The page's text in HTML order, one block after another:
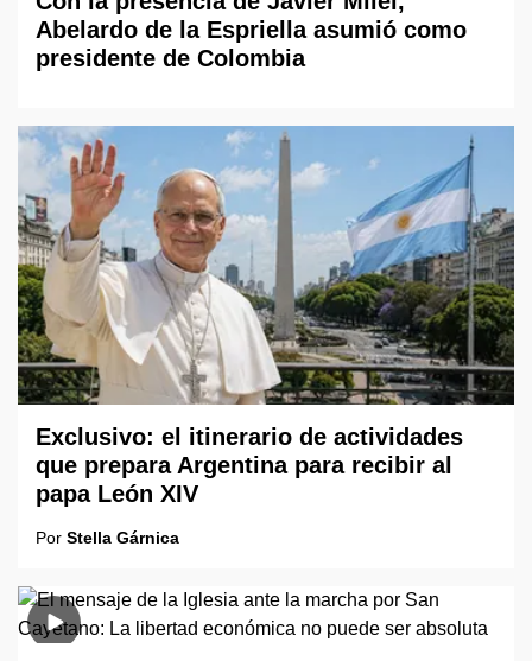
Abelardo de la Espriella asumió como
presidente de Colombia
Exclusivo: el itinerario de actividades
que prepara Argentina para recibir al
papa León XIV
Por Stella Gárnica